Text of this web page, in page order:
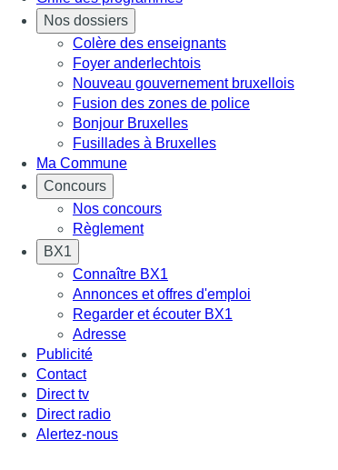
Nos dossiers
Colère des enseignants
Foyer anderlechtois
Nouveau gouvernement bruxellois
Fusion des zones de police
Bonjour Bruxelles
Fusillades à Bruxelles
Ma Commune
Concours
Nos concours
Règlement
BX1
Connaître BX1
Annonces et offres d'emploi
Regarder et écouter BX1
Adresse
Publicité
Contact
Direct tv
Direct radio
Alertez-nous